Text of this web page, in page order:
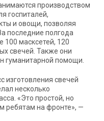
производством
госпиталей,
и овощи, позволяя
последние полгода
100 масксетей, 120
свечей. Также они
гуманитарной помощи.
изготовления свечей
несколько
«Это простой, но
ребятам на фронте», —